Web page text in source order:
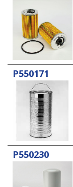
P550171
P550230